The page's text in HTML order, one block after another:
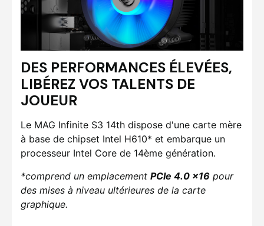
DES PERFORMANCES ÉLEVÉES,
LIBÉREZ VOS TALENTS DE
JOUEUR
Le MAG Infinite S3 14th dispose d'une carte mère
à base de chipset Intel H610* et embarque un
processeur Intel Core de 14ème génération.
*comprend un emplacement PCIe 4.0 x16 pour
des mises à niveau ultérieures de la carte
graphique.